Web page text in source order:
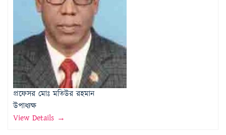
প্রফেসর মোঃ মতিউর রহমান
উপাধ্যক্ষ
View Details →